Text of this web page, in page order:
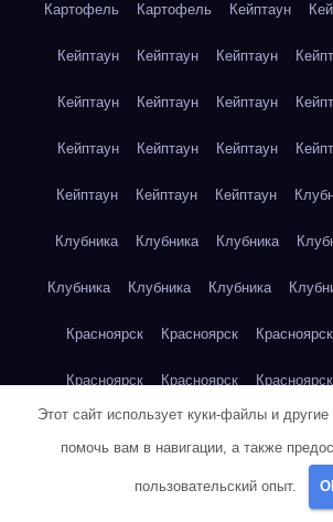
Картофель Картофель Кейптаун
Кейптаун Кейптаун Кейптаун
Кейптаун Кейптаун Кейптаун
Кейптаун Кейптаун Кейптаун
Кейптаун Кейптаун Кейптаун
Клубника Клубника Клубника
Клубника Клубника Клубника
Красноярск Красноярск Красноярск
Красноярск Красноярск Красноярск
Красноярск Красноярск
Этот сайт использует куки-файлы и
помочь вам в навигации, а также
пользовательский опыт.